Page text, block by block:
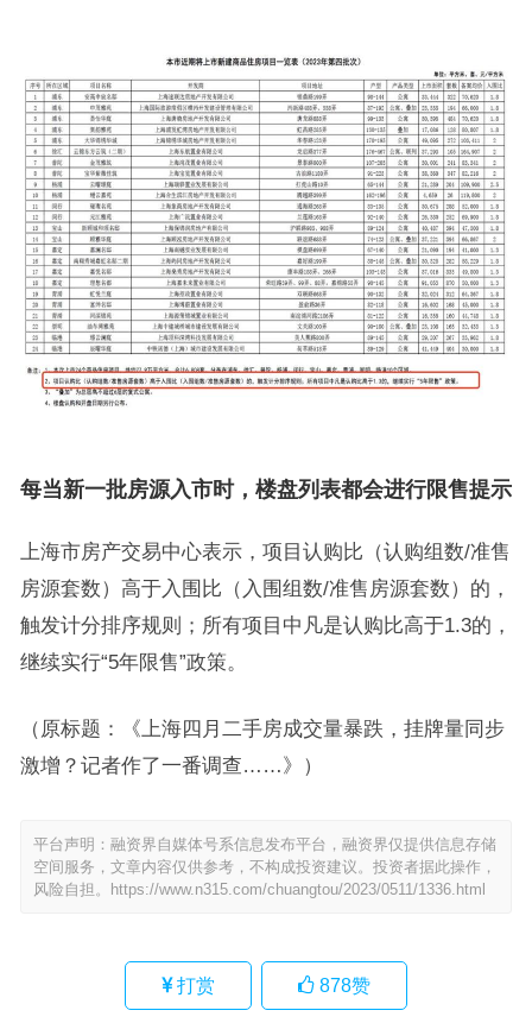
每当新一批房源入市时，楼盘列表都会进行限售提示
上海市房产交易中心表示，项目认购比（认购组数/准售
房源套数）高于入围比（入围组数/准售房源套数）的，
触发计分排序规则；所有项目中凡是认购比高于1.3的，
继续实行“5年限售”政策。
（原标题：《上海四月二手房成交量暴跌，挂牌量同步
激增？记者作了一番调查……》）
平台声明：融资界自媒体号系信息发布平台，融资界仅提供信息存储
空间服务，文章内容仅供参考，不构成投资建议。投资者据此操作，
风险自担。
https://www.n315.com/chuangtou/2023/0511/1336.html
打赏 878赞